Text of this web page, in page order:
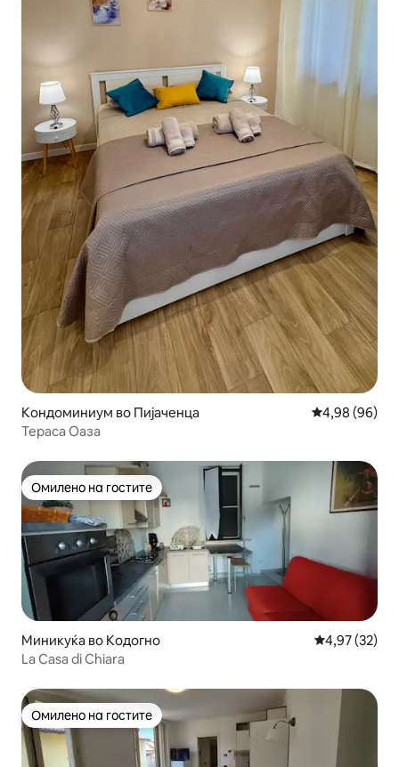
Кондоминиум во Пијаченца Просечна
4,98 (96)
Тераса Оаза
Омилено на гостите
Омилено на гостите
Миникуќа во Кодогно Просечна
4,97 (32)
La Casa di Chiara
Омилено на гостите
Омилено на гостите